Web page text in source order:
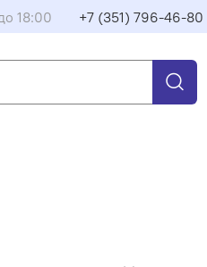
18:00 +7 (351) 796-46-80